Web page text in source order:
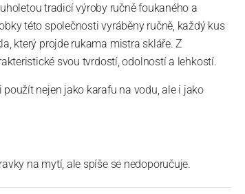
tradicí výroby ručně foukaného a
této společnosti vyráběny ručně, každý kus
který projde rukama mistra skláře. Z
svou tvrdostí, odolností a lehkostí.
nejen jako karafu na vodu, ale i jako
na mytí, ale spíše se nedoporučuje.